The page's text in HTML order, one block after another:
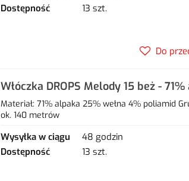
Dostępność
13 szt.
Do
Włóczka DROPS Melody 15 beż -
4% poliamid
Materiał: 71% alpaka 25% wełna 4% poliamid
ok. 140 metrów
Wysyłka w ciągu
48 godzin
Dostępność
13 szt.